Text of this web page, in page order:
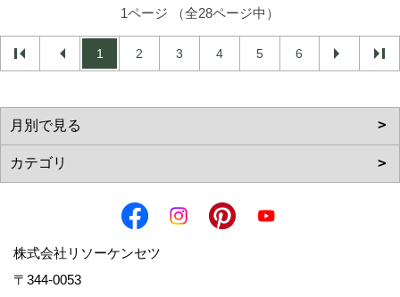
1ページ （全28ページ中）
1 2 3 4 5 6
株式会社リソーケンセツ
〒344-0053